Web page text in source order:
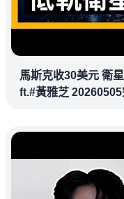
馬斯克收30美元 衛
ft.#黃雅芝